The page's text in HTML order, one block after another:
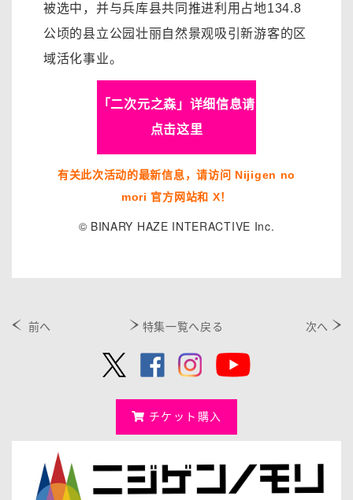
被选中，并与兵库县共同推进利用占地134.8
公顷的县立公园壮丽自然景观吸引新游客的区
域活化事业。
「二次元之森」详细信息请
点击这里
有关此次活动的最新信息，请访问 Nijigen no
mori 官方网站和 X！
© BINARY HAZE INTERACTIVE Inc.
前へ 特集一覧へ戻る 次へ
チケット購入